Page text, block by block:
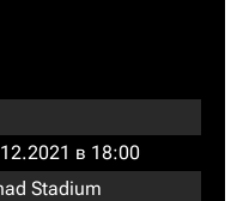
в 18:00
Stadium